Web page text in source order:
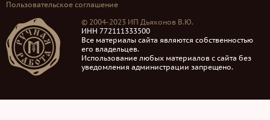
Пользовательское соглашение
© 2004-2023 ИП Дьяконов В.Ю.
ИНН 772111333500
Все материалы сайта являются собственностью
его владельцев.
Использование любых материалов с сайта без
уведомления администрации запрещено.